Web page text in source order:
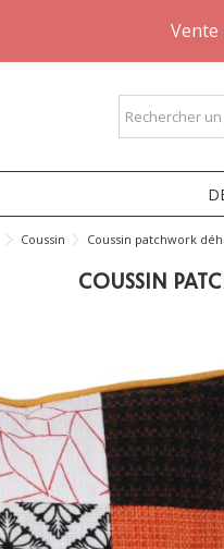
Vente
Coussin Coussin patchwork
COUSSIN